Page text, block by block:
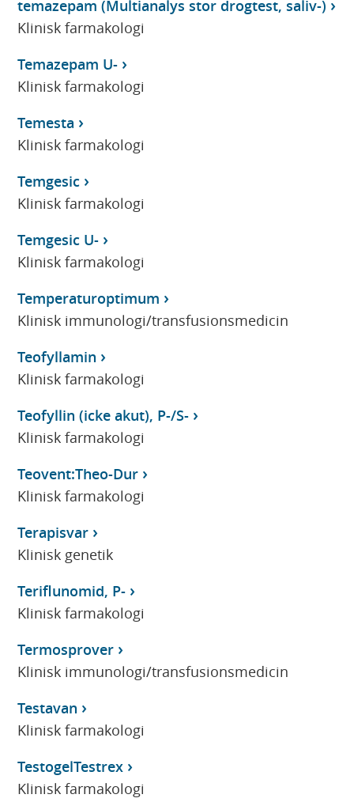
temazepam (Multianalys stor drogtest, saliv-)
Klinisk farmakologi
Temazepam U-
Klinisk farmakologi
Temesta
Klinisk farmakologi
Temgesic
Klinisk farmakologi
Temgesic U-
Klinisk farmakologi
Temperaturoptimum
Klinisk immunologi/transfusionsmedicin
Teofyllamin
Klinisk farmakologi
Teofyllin (icke akut), P-/S-
Klinisk farmakologi
Teovent:Theo-Dur
Klinisk farmakologi
Terapisvar
Klinisk genetik
Teriflunomid, P-
Klinisk farmakologi
Termosprover
Klinisk immunologi/transfusionsmedicin
Testavan
Klinisk farmakologi
TestogelTestrex
Klinisk farmakologi